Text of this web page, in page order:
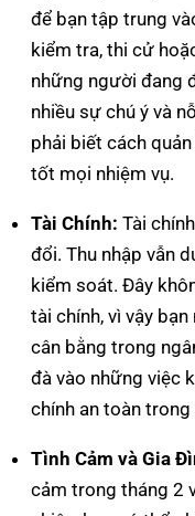
để bạn tập trung
kiểm tra, thi cử
những người đang
nhiều sự chú ý và
phải biết cách
tốt mọi nhiệm vụ.
Tài Chính: Tài
đổi. Thu nhập vẫn
kiểm soát. Đây
tài chính, vì vậy
cân bằng trong
đà vào những việc
chính an toàn
Tình Cảm và Gia
cảm trong tháng 2